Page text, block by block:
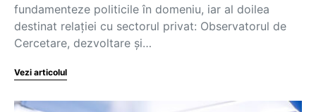
fundamenteze politicile în domeniu, iar al doilea
destinat relației cu sectorul privat: Observatorul de
Cercetare, dezvoltare și…
Vezi articolul